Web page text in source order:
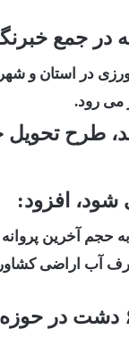
جمع
در استان و
می رود.
طرح
آخرین پروانه
آب اراضی
رئیس اداره منابع آب تفت و مهریز